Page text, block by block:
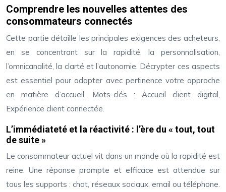
Comprendre les nouvelles attentes des
consommateurs connectés
Cette partie détaille les principales exigences des acheteurs,
en se concentrant sur la rapidité, la personnalisation,
l’omnicanalité, la clarté et l’autonomie. Décrypter ces aspects
est essentiel pour adapter avec pertinence votre approche
en matière d’accueil. Mots-clés : Accueil client digital,
Expérience client connectée.
L’immédiateté et la réactivité : l’ère du « tout, tout
de suite »
Le consommateur actuel vit dans un monde où la rapidité est
reine. Une réponse prompte et efficace est attendue sur
tous les supports : chat, réseaux sociaux, email ou téléphone.